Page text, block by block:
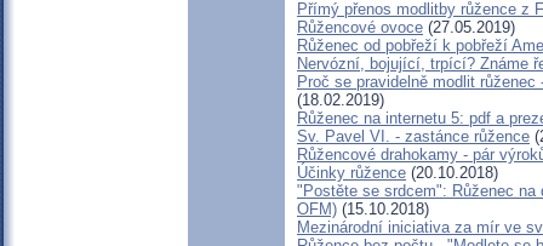
Přímý přenos modlitby růžence z
Růžencové ovoce (27.05.2019)
Růženec od pobřeží k pobřeží
Nervózní, bojující, trpící? Známe
Proč se pravidelně modlit
(18.02.2019)
Růženec na internetu 5: pdf a
Sv. Pavel VI. - zastánce růžence
Růžencové drahokamy - pár
Účinky růžence (20.10.2018)
"Postěte se srdcem": Růženec
OFM) (15.10.2018)
Mezinárodní iniciativa za mír ve